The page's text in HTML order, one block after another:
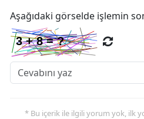
Aşağıdaki görselde işlemin
* Bu içerik ile ilgili yorum yok, ilk